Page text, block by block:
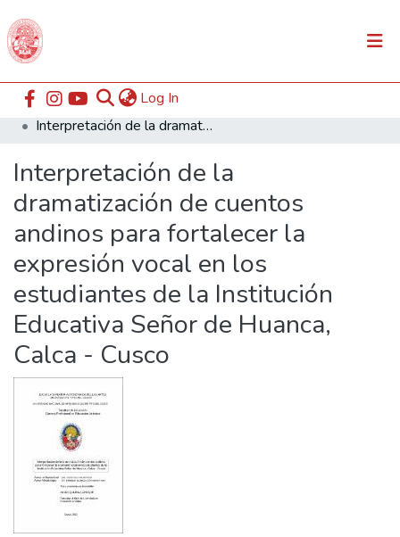
Log In
Communities & Collections
All of DSpace
Statistics
Home ESABAC
Facultad de Educación
Interpretación de la dramatización de cuentos andinos para fortalecer la expresión vocal en los estudiantes de la Institución Educativa Señor de Huanca, Calca - Cusco
Interpretación de la
dramatización de cuentos
andinos para fortalecer la
expresión vocal en los
estudiantes de la Institución
Educativa Señor de Huanca,
Calca - Cusco